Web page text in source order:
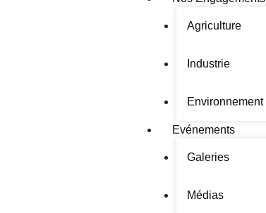
Agriculture
Industrie
Environnement
Evénements
Galeries
Médias